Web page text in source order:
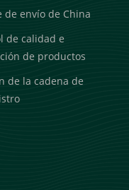
de envío de China
de calidad e
de productos
de la cadena de